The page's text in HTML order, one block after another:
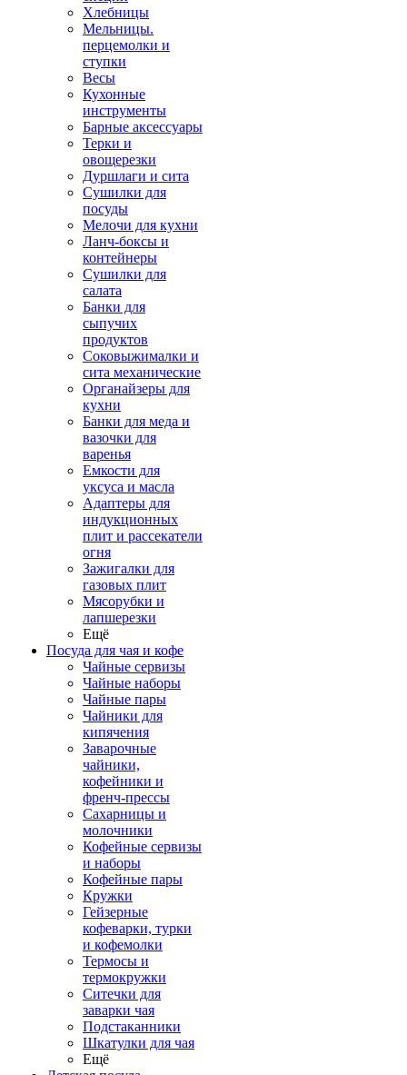
Хлебницы
Мельницы.
перцемолки и
ступки
Весы
Кухонные
инструменты
Барные аксессуары
Терки и
овощерезки
Дуршлаги и сита
Сушилки для
посуды
Мелочи для кухни
Ланч-боксы и
контейнеры
Сушилки для
салата
Банки для
сыпучих
продуктов
Соковыжималки и
сита механические
Органайзеры для
кухни
Банки для меда и
вазочки для
варенья
Емкости для
уксуса и масла
Адаптеры для
индукционных
плит и рассекатели
огня
Зажигалки для
газовых плит
Мясорубки и
лапшерезки
Ещё
Посуда для чая и кофе
Чайные сервизы
Чайные наборы
Чайные пары
Чайники для
кипячения
Заварочные
чайники,
кофейники и
френч-прессы
Сахарницы и
молочники
Кофейные сервизы
и наборы
Кофейные пары
Кружки
Гейзерные
кофеварки, турки
и кофемолки
Термосы и
термокружки
Ситечки для
заварки чая
Подстаканники
Шкатулки для чая
Ещё